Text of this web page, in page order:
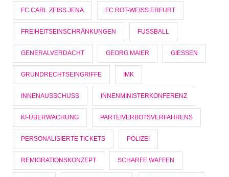
FC CARL ZEISS JENA FC ROT-WEISS ERFURT
FREIHEITSEINSCHRÄNKUNGEN FUSSBALL
GENERALVERDACHT GEORG MAIER GIESSEN
GRUNDRECHTSEINGRIFFE IMK
INNENAUSSCHUSS INNENMINISTERKONFERENZ
KI-ÜBERWACHUNG PARTEIVERBOTSVERFAHRENS
PERSONALISIERTE TICKETS POLIZEI
REMIGRATIONSKONZEPT SCHARFE WAFFEN